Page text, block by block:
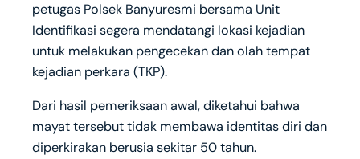
petugas Polsek Banyuresmi bersama Unit
Identifikasi segera mendatangi lokasi kejadian
untuk melakukan pengecekan dan olah tempat
kejadian perkara (TKP).
Dari hasil pemeriksaan awal, diketahui bahwa
mayat tersebut tidak membawa identitas diri dan
diperkirakan berusia sekitar 50 tahun.